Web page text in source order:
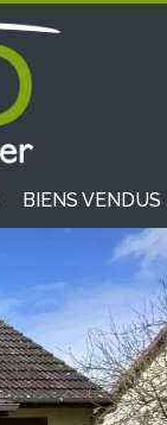
BIENS VENDUS